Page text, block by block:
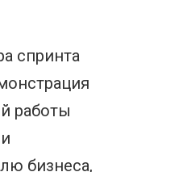
спринта
работы
бизнеса,